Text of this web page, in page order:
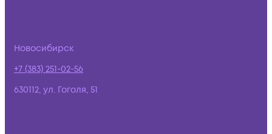
Новосибирск
+7 (383) 251-02-56
630112, ул. Гоголя, 51